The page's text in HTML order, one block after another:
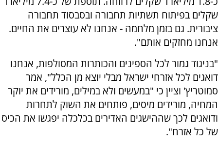
שקלים בפיתוח תשתיות תחבורה ובסבסוד תחבורה
ציבורית. גם בזמן מלחמה - אנחנו לא עוצרים את החיים.
אנחנו מחזקים אותם".
"בניגוד גמור לכל הספינים והכותרות המסולפות, אנחנו
דואגים לכל אזרחי ישראל מבלי יוצא מן הכלל", אמר
סמוטריץ' וציין כי "במעשים ולא במילים, מורידים את יוקר
המחיה, מורידים מיסים, פותחים את השוק לתחרות
ודואגים לכך שההישגים האדירים בכלכלה יפגשו את הכיס
של כל אזרח".